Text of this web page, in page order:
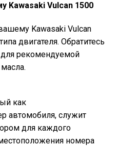
Kawasaki Vulcan 1500
Kawasaki Vulcan
двигателя. Обратитесь
рекомендуемой
как
автомобиля, служит
для каждого
номера